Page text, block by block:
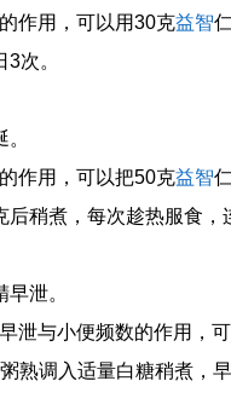
作用，可以用30克益智
次。
作用，可以把50克益智
稍煮，每次趁热服食，
泄。
泄与小便频数的作用，
熟调入适量白糖稍煮，